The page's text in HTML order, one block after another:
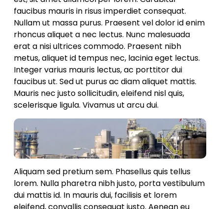
faucibus mauris in risus imperdiet consequat.
Nullam ut massa purus. Praesent vel dolor id enim
rhoncus aliquet a nec lectus. Nunc malesuada
erat a nisi ultrices commodo. Praesent nibh
metus, aliquet id tempus nec, lacinia eget lectus.
Integer varius mauris lectus, ac porttitor dui
faucibus ut. Sed ut purus ac diam aliquet mattis.
Mauris nec justo sollicitudin, eleifend nisl quis,
scelerisque ligula. Vivamus ut arcu dui.
Aliquam sed pretium sem. Phasellus quis tellus
lorem. Nulla pharetra nibh justo, porta vestibulum
dui mattis id. In mauris dui, facilisis et lorem